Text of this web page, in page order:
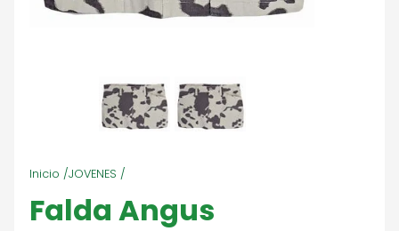
Inicio /JOVENES /
Falda Angus